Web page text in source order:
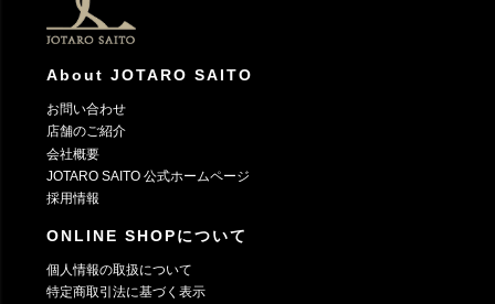
About JOTARO SAITO
お問い合わせ
店舗のご紹介
会社概要
JOTARO SAITO 公式ホームページ
採用情報
ONLINE SHOPについて
個人情報の取扱について
特定商取引法に基づく表示